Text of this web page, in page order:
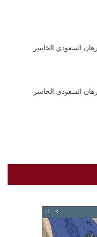
السعودي الخاسر
السعودي الخاسر